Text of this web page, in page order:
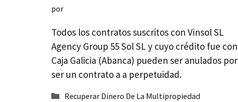
por
Todos los contratos suscritos con Vinsol SL
Agency Group 55 Sol SL y cuyo crédito fue con
Caja Galicia (Abanca) pueden ser anulados por
ser un contrato a a perpetuidad.
Categorías
Recuperar Dinero De La Multipropiedad